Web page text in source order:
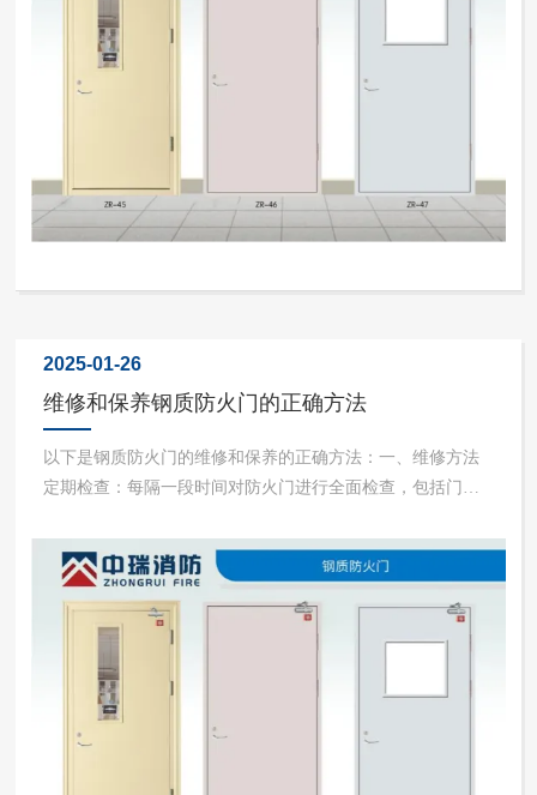
2025-01-26
维修和保养钢质防火门的正确方法
以下是钢质防火门的维修和保养的正确方法：一、维修方法
定期检查：每隔一段时间对防火门进行全面检查，包括门
发现问题，及时进行维修。门体修补：如果防火门出现局部
损坏，如划痕、凹陷等情况，先用砂纸或钢丝球将损坏部位
打磨平整，然后使用特殊...